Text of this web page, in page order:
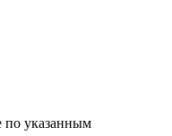
по указанным